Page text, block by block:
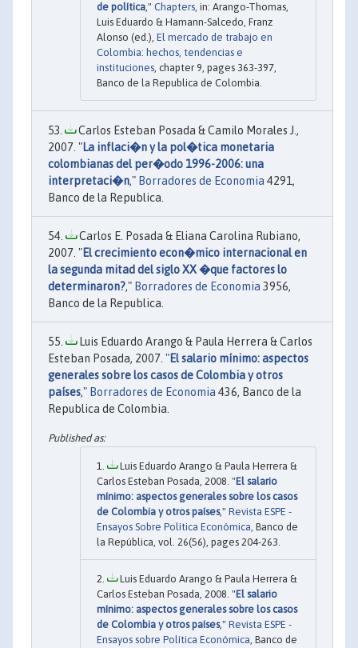
de política," Chapters, in: Arango-Thomas,
Luis Eduardo & Hamann-Salcedo, Franz
Alonso (ed.), El mercado de trabajo en
Colombia: hechos, tendencias e
instituciones, chapter 9, pages 363-397,
Banco de la Republica de Colombia.
Carlos Esteban Posada & Camilo Morales J.,
2007. "La inflaci�n y la pol�tica monetaria
colombianas del per�odo 1996-2006: una
interpretaci�n," Borradores de Economia 4291,
Banco de la Republica.
Carlos E. Posada & Eliana Carolina Rubiano,
2007. "El crecimiento econ�mico internacional en
la segunda mitad del siglo XX �que factores lo
determinaron?," Borradores de Economia 3956,
Banco de la Republica.
Luis Eduardo Arango & Paula Herrera & Carlos
Esteban Posada, 2007. "El salario mínimo: aspectos
generales sobre los casos de Colombia y otros
países," Borradores de Economia 436, Banco de la
Republica de Colombia.
Luis Eduardo Arango & Paula Herrera &
Carlos Esteban Posada, 2008. "El salario
mínimo: aspectos generales sobre los casos
de Colombia y otros países," Revista ESPE -
Ensayos Sobre Política Económica , Banco de
la República, vol. 26(56), pages 204-263.
Luis Eduardo Arango & Paula Herrera &
Carlos Esteban Posada, 2008. "El salario
mínimo: aspectos generales sobre los casos
de Colombia y otros países," Revista ESPE -
Ensayos sobre Política Económica , Banco de